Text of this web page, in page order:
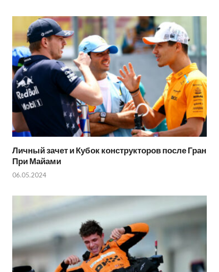
Личный зачет и Кубок конструкторов после Гран
При Майами
06.05.2024